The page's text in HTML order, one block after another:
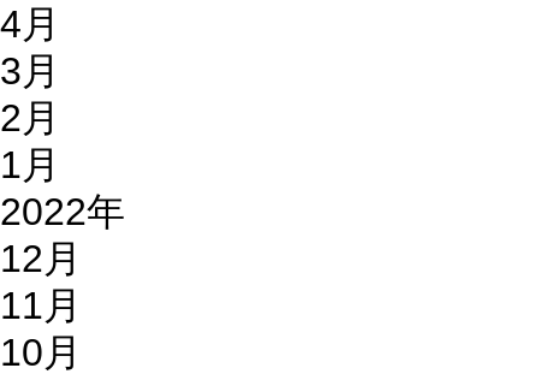
4月
3月
2月
1月
2022年
12月
11月
10月